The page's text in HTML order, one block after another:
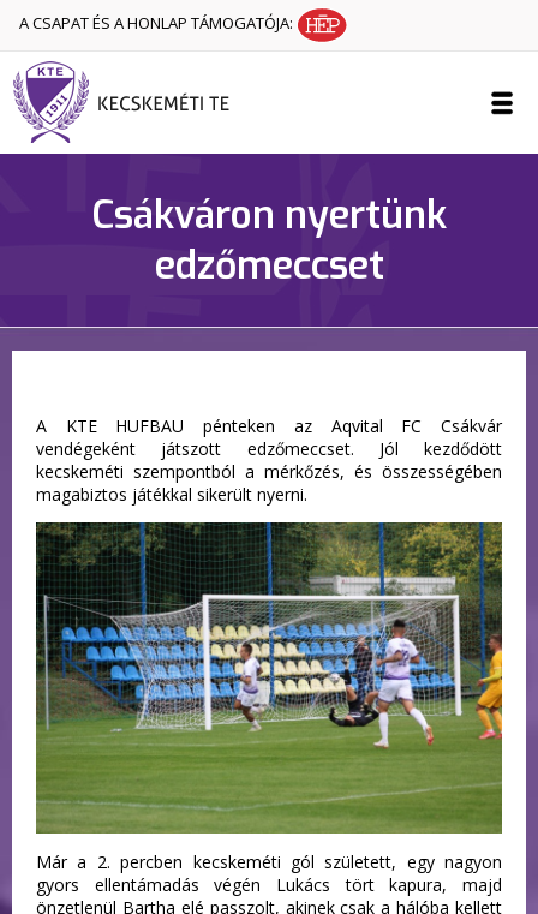
A CSAPAT ÉS A HONLAP TÁMOGATÓJA:
Csákváron nyertünk
edzőmeccset
A KTE HUFBAU pénteken az Aqvital FC Csákvár
vendégeként játszott edzőmeccset. Jól kezdődött
kecskeméti szempontból a mérkőzés, és összességében
magabiztos játékkal sikerült nyerni.
Már a 2. percben kecskeméti gól született, egy nagyon
gyors ellentámadás végén Lukács tört kapura, majd
önzetlenül Bartha elé passzolt, akinek csak a hálóba kellett